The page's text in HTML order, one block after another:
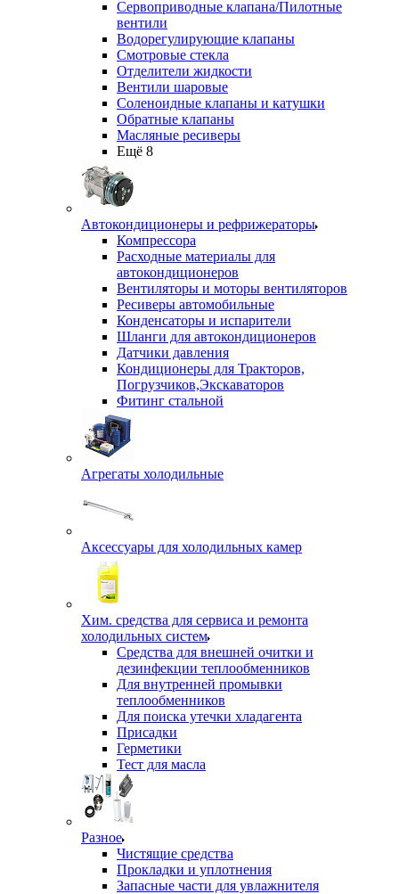
Сервоприводные клапана/Пилотные
вентили
Водорегулирующие клапаны
Смотровые стекла
Отделители жидкости
Вентили шаровые
Соленоидные клапаны и катушки
Обратные клапаны
Масляные ресиверы
Ещё 8
Автокондиционеры и рефрижераторы
Компрессора
Расходные материалы для
автокондиционеров
Вентиляторы и моторы вентиляторов
Ресиверы автомобильные
Конденсаторы и испарители
Шланги для автокондиционеров
Датчики давления
Кондиционеры для Тракторов,
Погрузчиков,Экскаваторов
Фитинг стальной
Агрегаты холодильные
Аксессуары для холодильных камер
Хим. средства для сервиса и ремонта
холодильных систем
Средства для внешней очитки и
дезинфекции теплообменников
Для внутренней промывки
теплообменников
Для поиска утечки хладагента
Присадки
Герметики
Тест для масла
Разное
Чистящие средства
Прокладки и уплотнения
Запасные части для увлажнителя